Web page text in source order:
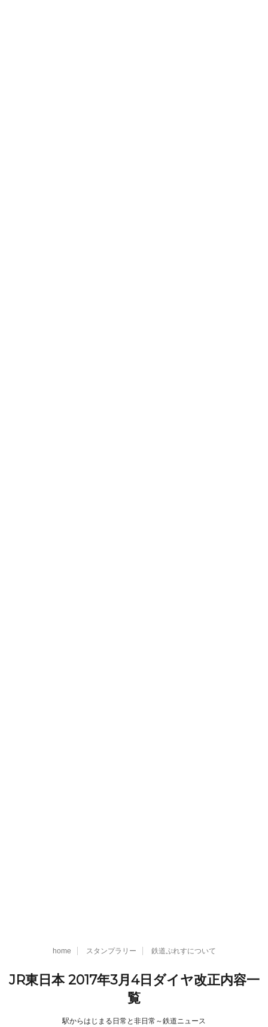
home スタンプラリー 鉄道ぷれすについて
JR東日本 2017年3月4日ダイヤ改正内容一
覧
駅からはじまる日常と非日常～鉄道ニュース